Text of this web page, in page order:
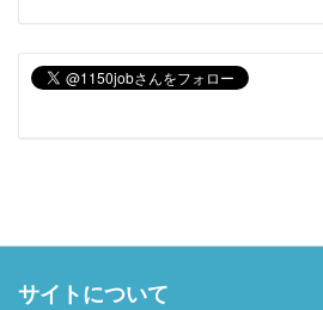
サイトについて